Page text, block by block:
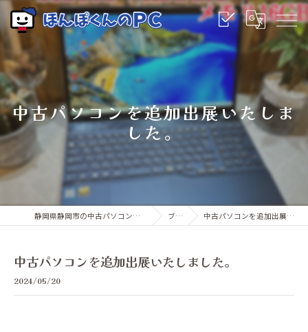
中古パソコンを追加出展いたしま
した。
静岡県静岡市の中古パソコンならほんぽくんのPC ブログ 中古パソコンを追加出展いたしました。
中古パソコンを追加出展いたしました。
2024/05/20